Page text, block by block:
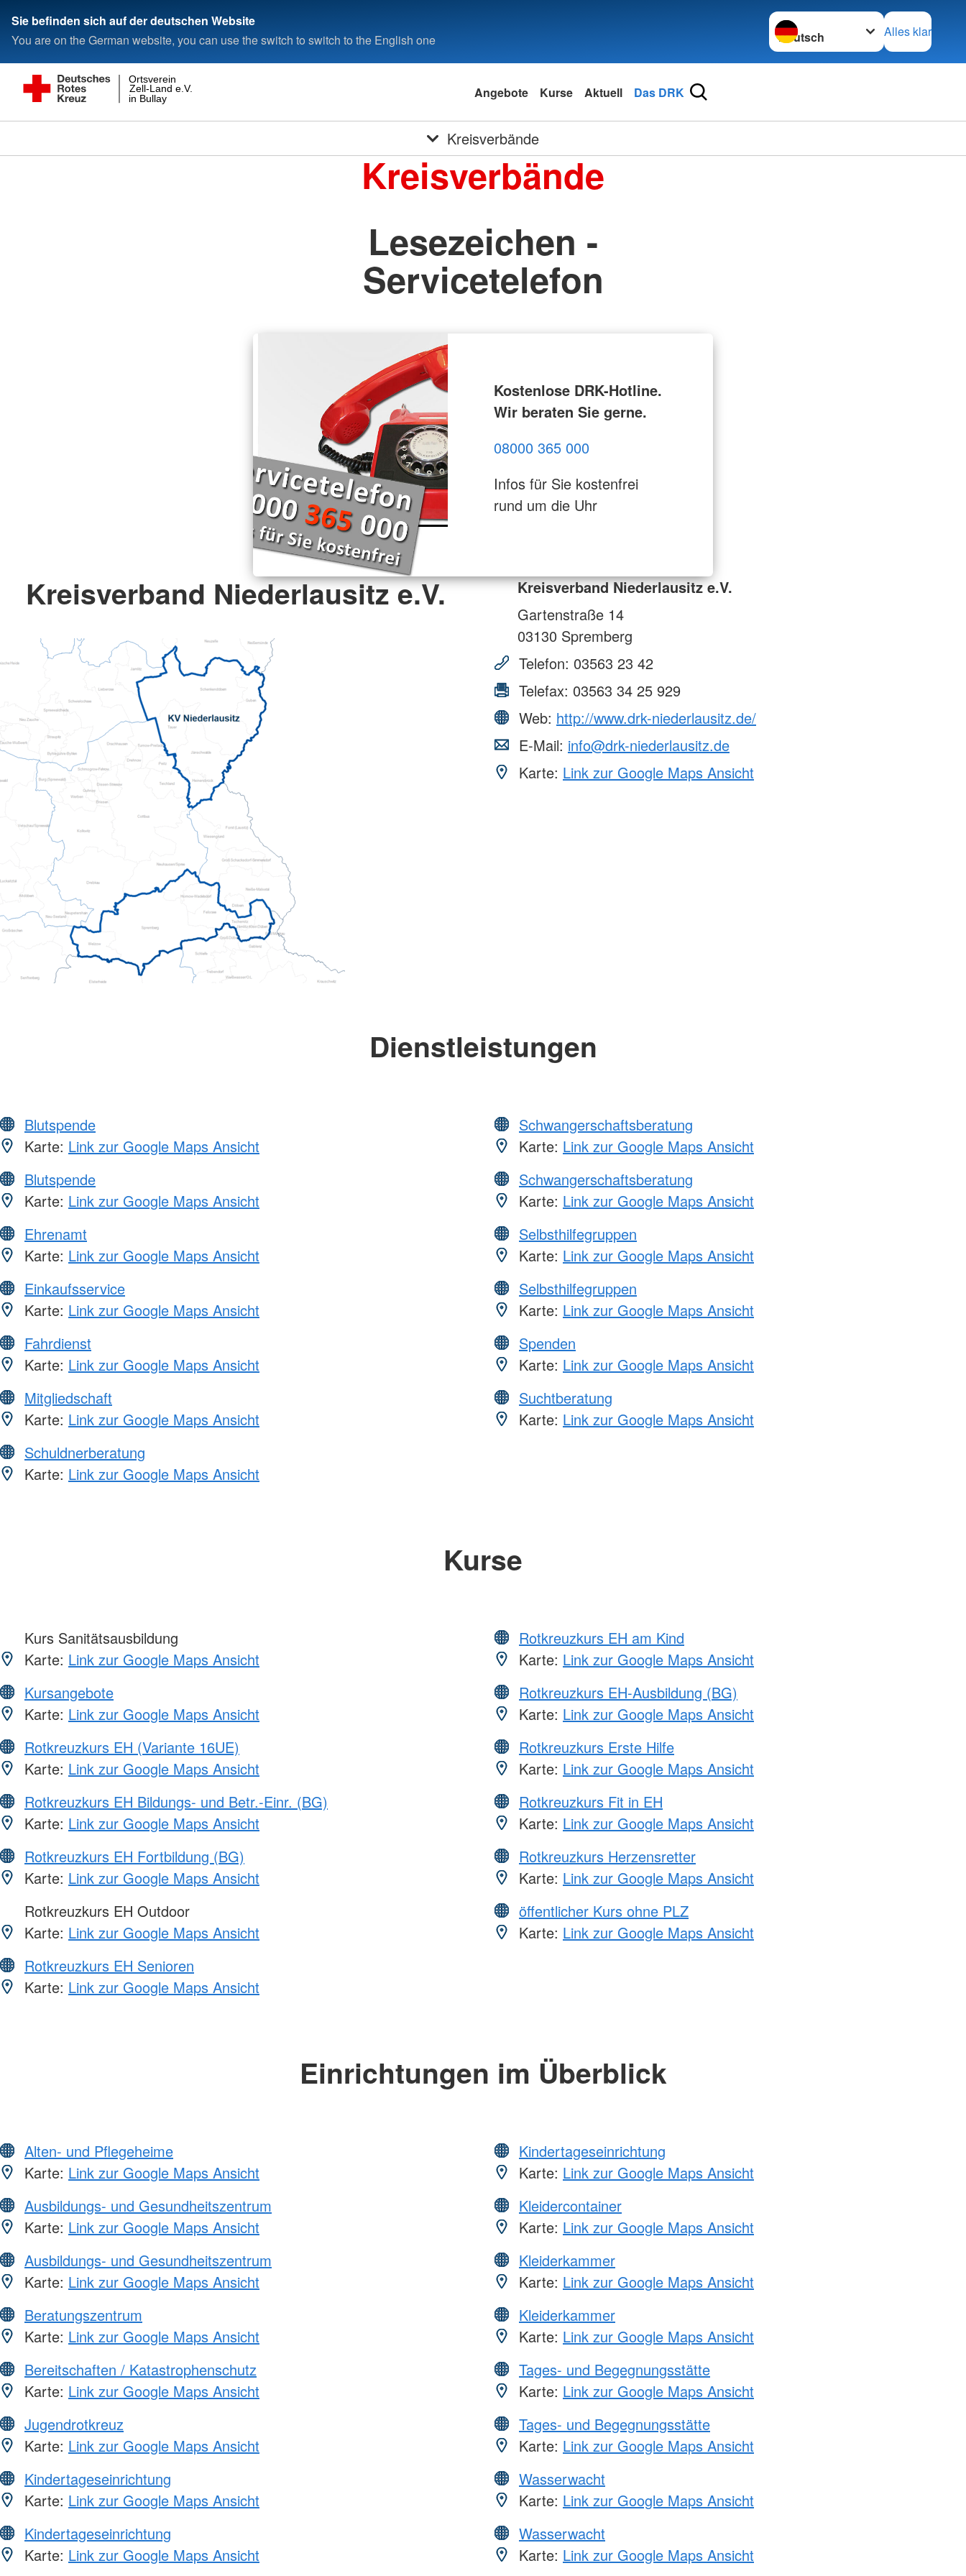
Sie befinden sich auf der deutschen Website
You are on the German website, you can use the switch to switch to the English one
Sprache wechseln zu
Alles klar
in Bullay
Zell-Land e.V.
Ortsverein
Angebote Kurse Aktuell Das DRK
Kreisverbände
Kreisverbände
Lesezeichen -
Servicetelefon
Kostenlose DRK-Hotline.
Wir beraten Sie gerne.
08000 365 000
Infos für Sie kostenfrei
rund um die Uhr
Kreisverband Niederlausitz e.V.
Kreisverband Niederlausitz e.V.
Gartenstraße 14
03130 Spremberg
Telefon: 03563 23 42
Telefax: 03563 34 25 929
Web: http://www.drk-niederlausitz.de/
E-Mail: info@drk-niederlausitz.de
Karte: Link zur Google Maps Ansicht
Dienstleistungen
Blutspende
Karte: Link zur Google Maps Ansicht
Blutspende
Karte: Link zur Google Maps Ansicht
Ehrenamt
Karte: Link zur Google Maps Ansicht
Einkaufsservice
Karte: Link zur Google Maps Ansicht
Fahrdienst
Karte: Link zur Google Maps Ansicht
Mitgliedschaft
Karte: Link zur Google Maps Ansicht
Schuldnerberatung
Karte: Link zur Google Maps Ansicht
Schwangerschaftsberatung
Karte: Link zur Google Maps Ansicht
Schwangerschaftsberatung
Karte: Link zur Google Maps Ansicht
Selbsthilfegruppen
Karte: Link zur Google Maps Ansicht
Selbsthilfegruppen
Karte: Link zur Google Maps Ansicht
Spenden
Karte: Link zur Google Maps Ansicht
Suchtberatung
Karte: Link zur Google Maps Ansicht
Kurse
Kurs Sanitätsausbildung
Karte: Link zur Google Maps Ansicht
Kursangebote
Karte: Link zur Google Maps Ansicht
Rotkreuzkurs EH (Variante 16UE)
Karte: Link zur Google Maps Ansicht
Rotkreuzkurs EH Bildungs- und Betr.-Einr. (BG)
Karte: Link zur Google Maps Ansicht
Rotkreuzkurs EH Fortbildung (BG)
Karte: Link zur Google Maps Ansicht
Rotkreuzkurs EH Outdoor
Karte: Link zur Google Maps Ansicht
Rotkreuzkurs EH Senioren
Karte: Link zur Google Maps Ansicht
Rotkreuzkurs EH am Kind
Karte: Link zur Google Maps Ansicht
Rotkreuzkurs EH-Ausbildung (BG)
Karte: Link zur Google Maps Ansicht
Rotkreuzkurs Erste Hilfe
Karte: Link zur Google Maps Ansicht
Rotkreuzkurs Fit in EH
Karte: Link zur Google Maps Ansicht
Rotkreuzkurs Herzensretter
Karte: Link zur Google Maps Ansicht
öffentlicher Kurs ohne PLZ
Karte: Link zur Google Maps Ansicht
Einrichtungen im Überblick
Alten- und Pflegeheime
Karte: Link zur Google Maps Ansicht
Ausbildungs- und Gesundheitszentrum
Karte: Link zur Google Maps Ansicht
Ausbildungs- und Gesundheitszentrum
Karte: Link zur Google Maps Ansicht
Beratungszentrum
Karte: Link zur Google Maps Ansicht
Bereitschaften / Katastrophenschutz
Karte: Link zur Google Maps Ansicht
Jugendrotkreuz
Karte: Link zur Google Maps Ansicht
Kindertageseinrichtung
Karte: Link zur Google Maps Ansicht
Kindertageseinrichtung
Karte: Link zur Google Maps Ansicht
Kindertageseinrichtung
Karte: Link zur Google Maps Ansicht
Kleidercontainer
Karte: Link zur Google Maps Ansicht
Kleiderkammer
Karte: Link zur Google Maps Ansicht
Kleiderkammer
Karte: Link zur Google Maps Ansicht
Tages- und Begegnungsstätte
Karte: Link zur Google Maps Ansicht
Tages- und Begegnungsstätte
Karte: Link zur Google Maps Ansicht
Wasserwacht
Karte: Link zur Google Maps Ansicht
Wasserwacht
Karte: Link zur Google Maps Ansicht